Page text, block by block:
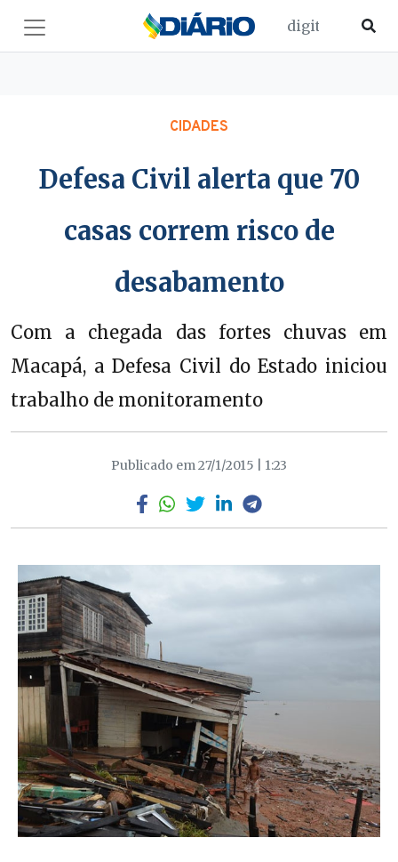
CIDADES
Defesa Civil alerta que 70
casas correm risco de
desabamento
Com a chegada das fortes chuvas em
Macapá, a Defesa Civil do Estado iniciou
trabalho de monitoramento
Publicado em 27/1/2015 | 1:23